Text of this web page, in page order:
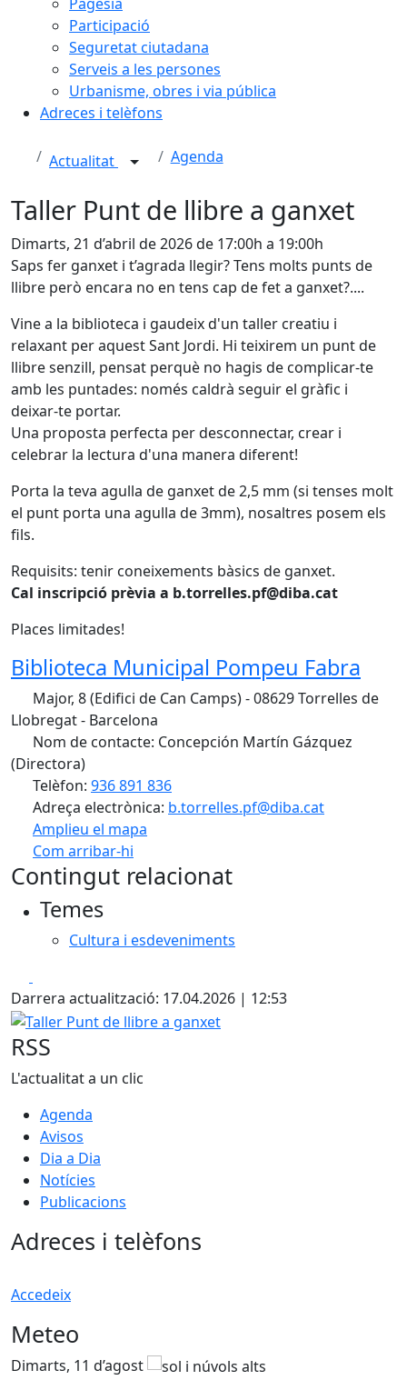
Participació
Seguretat ciutadana
Serveis a les persones
Urbanisme, obres i via pública
Adreces i telèfons
Actualitat Agenda
Taller Punt de llibre a ganxet
Dimarts, 21 d’abril de 2026 de 17:00h a 19:00h
Saps fer ganxet i t’agrada llegir? Tens molts punts de
llibre però encara no en tens cap de fet a ganxet?....
Vine a la biblioteca i gaudeix d'un taller creatiu i
relaxant per aquest Sant Jordi. Hi teixirem un punt de
llibre senzill, pensat perquè no hagis de complicar-te
amb les puntades: només caldrà seguir el gràfic i
deixar-te portar.
Una proposta perfecta per desconnectar, crear i
celebrar la lectura d'una manera diferent!
Porta la teva agulla de ganxet de 2,5 mm (si tenses molt
el punt porta una agulla de 3mm), nosaltres posem els
fils.
Requisits: tenir coneixements bàsics de ganxet.
Cal inscripció prèvia a b.torrelles.pf@diba.cat
Places limitades!
Biblioteca Municipal Pompeu Fabra
Major, 8 (Edifici de Can Camps) - 08629 Torrelles de
Llobregat - Barcelona
Nom de contacte: Concepción Martín Gázquez
(Directora)
Telèfon: 936 891 836
Adreça electrònica: b.torrelles.pf@diba.cat
Amplieu el mapa
Com arribar-hi
+
Contingut relacionat
Temes
Cultura i esdeveniments
Darrera actualització: 17.04.2026 | 12:53
Taller Punt de llibre a ganxet
RSS
L'actualitat a un clic
Agenda
Avisos
Dia a Dia
Notícies
Publicacions
Adreces i telèfons
Accedeix
Meteo
Dimarts, 11 d’agost